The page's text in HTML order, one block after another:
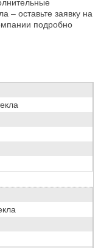
– оставьте заявку на
подробно